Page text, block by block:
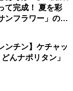
て完成！ 夏を彩
ンフラワー」の作
ンチン】ケチャッ
んナポリタン」